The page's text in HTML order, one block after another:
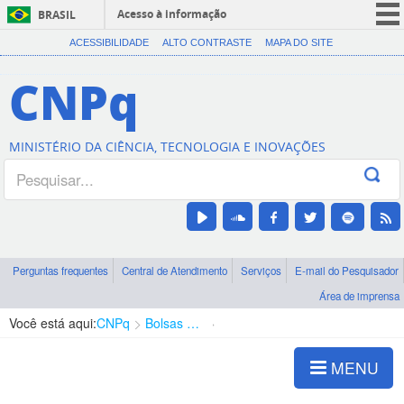
BRASIL
Acesso à informação
CORONAVÍRUS (COVID-19)
Canais
ACESSIBILIDADE ALTO CONTRASTE MAPA DO SITE
CNPq
MINISTÉRIO DA CIÊNCIA, TECNOLOGIA E INOVAÇÕES
Perguntas frequentes Central de Atendimento Serviços
E-mail do Pesquisador
Área de imprensa
Você está aqui:CNPq Bolsas e Auxílios Vigentes
MENU